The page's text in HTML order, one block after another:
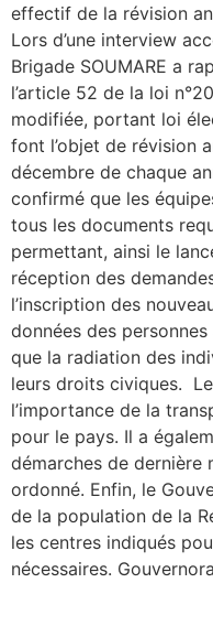
effectif de la révision
‎Lors d’une interview
Brigade SOUMARE a
l’article 52 de la loi
modifiée, portant loi
font l’objet de révision
décembre de chaque
confirmé que les
tous les documents
permettant, ainsi le
réception des
l’inscription des
données des
que la radiation des
leurs droits civiques.
l’importance de la
pour le pays. Il a
démarches de dernière
ordonné. Enfin, le
de la population de la
les centres indiqués
nécessaires.